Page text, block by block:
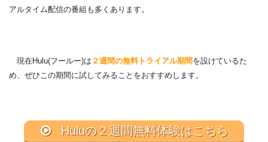
アルタイム配信の番組も多くあります。
現在Hulu(フールー)は ２週間の無料トライアル期間 を設けているた
め、ぜひこの期間に試してみることをおすすめします。
Huluの２週間無料体験はこちら